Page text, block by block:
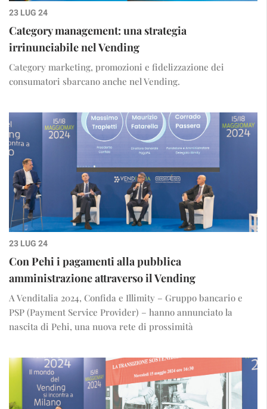
23 LUG 24
Category management: una strategia
irrinunciabile nel Vending
Category marketing, promozioni e fidelizzazione dei
consumatori sbarcano anche nel Vending.
23 LUG 24
Con Pehi i pagamenti alla pubblica
amministrazione attraverso il Vending
A Venditalia 2024, Confida e Illimity – Gruppo bancario e
PSP (Payment Service Provider) – hanno annunciato la
nascita di Pehi, una nuova rete di prossimità